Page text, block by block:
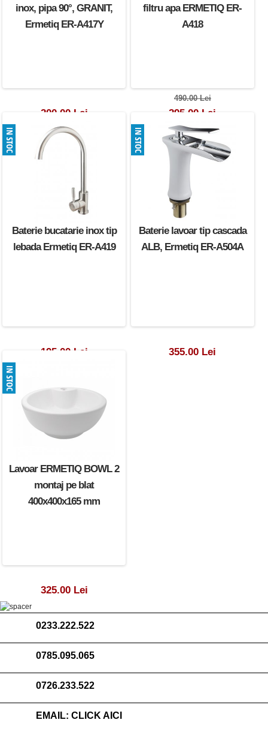
inox, pipa 90°, GRANIT,
Ermetiq ER-A417Y
200.00 Lei
filtru apa ERMETIQ ER-
A418
490.00 Lei
295.00 Lei
Baterie bucatarie inox tip
lebada Ermetiq ER-A419
195.00 Lei
Baterie lavoar tip cascada
ALB, Ermetiq ER-A504A
355.00 Lei
Lavoar ERMETIQ BOWL 2
montaj pe blat
400x400x165 mm
325.00 Lei
0233.222.522
0785.095.065
0726.233.522
EMAIL: CLICK AICI